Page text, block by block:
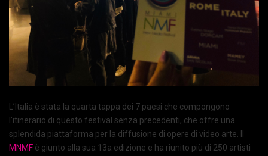
L’Italia è stata la quarta tappa dei 7 paesi che compongono
l’itinerario di questo festival senza precedenti, che offre una
splendida piattaforma per la diffusione di opere di video arte. Il
MNMF è giunto alla sua 13a edizione e ha riunito più di 250 artisti